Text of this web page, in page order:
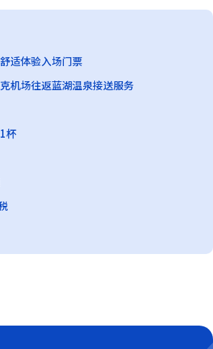
适体验入场门票
机场往返蓝湖温泉接送服务
杯